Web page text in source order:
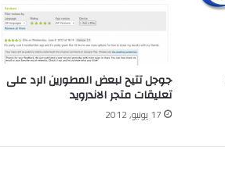
جوجل تتيح لبعض المطورين الرد على
تعليقات متجر الاندرويد
17 يونيو, 2012